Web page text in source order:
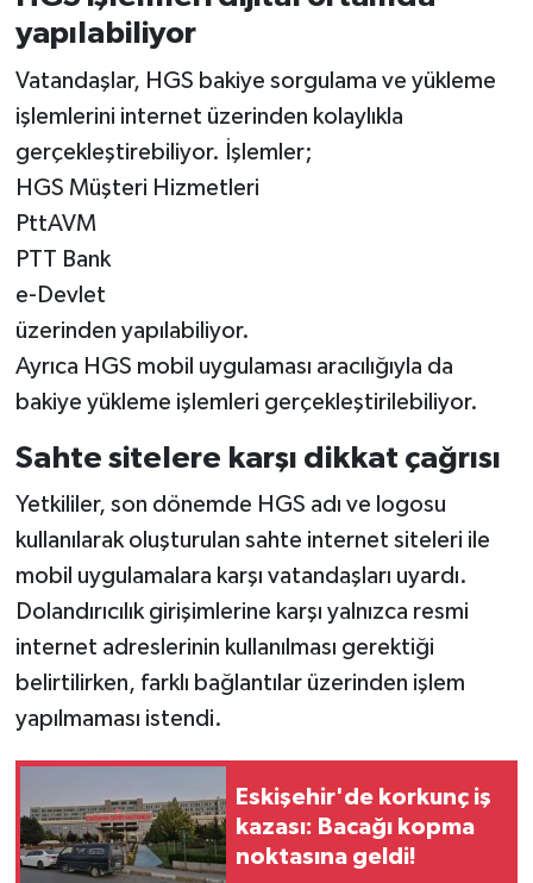
yapılabiliyor
Vatandaşlar, HGS bakiye sorgulama ve yükleme
işlemlerini internet üzerinden kolaylıkla
gerçekleştirebiliyor. İşlemler;
HGS Müşteri Hizmetleri
PttAVM
PTT Bank
e-Devlet
üzerinden yapılabiliyor.
Ayrıca HGS mobil uygulaması aracılığıyla da
bakiye yükleme işlemleri gerçekleştirilebiliyor.
Sahte sitelere karşı dikkat çağrısı
Yetkililer, son dönemde HGS adı ve logosu
kullanılarak oluşturulan sahte internet siteleri ile
mobil uygulamalara karşı vatandaşları uyardı.
Dolandırıcılık girişimlerine karşı yalnızca resmi
internet adreslerinin kullanılması gerektiği
belirtilirken, farklı bağlantılar üzerinden işlem
yapılmaması istendi.
Eskişehir'de korkunç iş
kazası: Bacağı kopma
noktasına geldi!